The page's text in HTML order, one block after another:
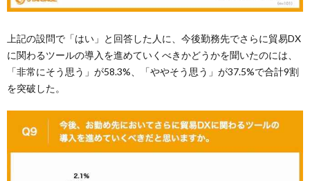
上記の設問で「はい」と回答した人に、今後勤務先でさらに貿易DX
に関わるツールの導入を進めていくべきかどうかを聞いたのには、
「非常にそう思う」が58.3%、「ややそう思う」が37.5%で合計9割
を突破した。